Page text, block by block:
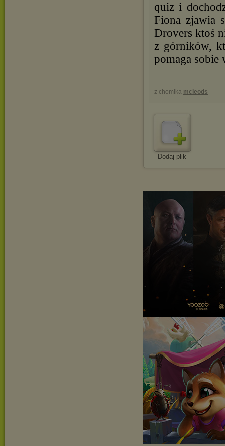
quiz i
Fiona zjawia
Drovers ktoś
z górników,
pomaga sobie
z chomika mcleods
Dodaj plik